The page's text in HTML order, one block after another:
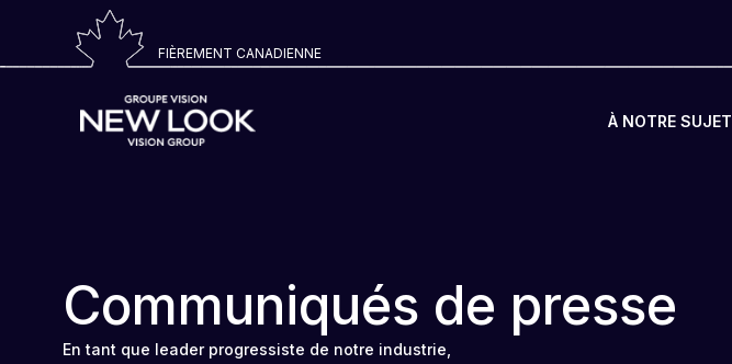
FIÈREMENT CANADIENNE
À NOTRE SUJET
Communiqués de presse
En tant que leader progressiste de notre industrie,